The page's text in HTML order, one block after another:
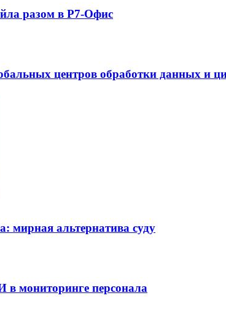
разом в Р7-Офис
центров обработки данных и
мирная альтернатива суду
мониторинге персонала